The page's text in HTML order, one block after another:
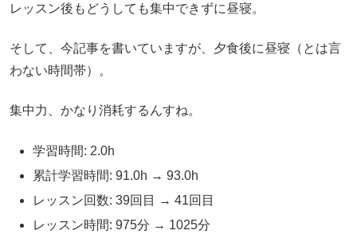
レッスン後もどうしても集中できずに昼寝。
そして、今記事を書いていますが、夕食後に昼寝（とは言
わない時間帯）。
集中力、かなり消耗するんすね。
学習時間: 2.0h
累計学習時間: 91.0h → 93.0h
レッスン回数: 39回目 → 41回目
レッスン時間: 975分 → 1025分